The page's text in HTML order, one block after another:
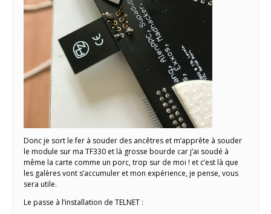
Donc je sort le fer à souder des ancêtres et m’apprête à souder
le module sur ma TF330 et là grosse bourde car j’ai soudé à
même la carte comme un porc, trop sur de moi ! et c’est là que
les galères vont s’accumuler et mon expérience, je pense, vous
sera utile.
Le passe à l’installation de TELNET :